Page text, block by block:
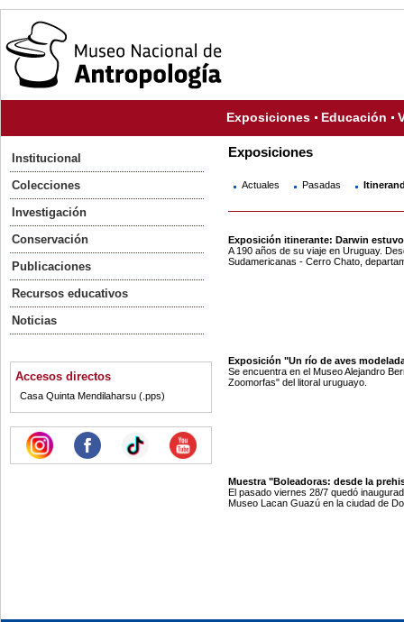
Exposiciones Educación
Institucional
Colecciones
Investigación
Conservación
Publicaciones
Recursos educativos
Noticias
Accesos directos
Casa Quinta Mendilaharsu (.pps)
Exposiciones
Actuales Pasadas
Exposición itinerante: Darwin
A 190 años de su viaje en Uruguay.
Sudamericanas - Cerro Chato,
Exposición "Un río de aves
Se encuentra en el Museo Alejandro
Zoomorfas" del litoral uruguayo.
Muestra "Boleadoras: desde la
El pasado viernes 28/7 quedó
Museo Lacan Guazú en la ciudad de